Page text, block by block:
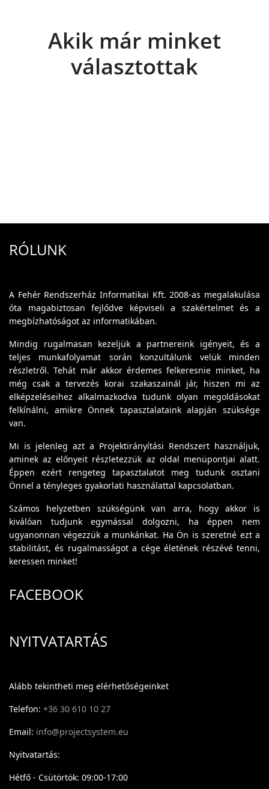
Akik már minket
választottak
RÓLUNK
A Fehér Rendszerház Informatikai Kft. 2008-as megalakulása
óta magabiztosan fejlődve képviseli a szakértelmet és a
megbízhatóságot az informatikában.
Mindig rugalmasan kezeljük a partnereink igényeit, és a
teljes munkafolyamat során konzultálunk velük minden
részletről. Tehát már akkor érdemes felkeresnie minket, ha
még csak a tervezés korai szakaszainál jár, hiszen mi az
elképzeléseihez alkalmazkodva tudunk olyan megoldásokat
felkínálni, amikre Önnek tapasztalataink alapján szüksége
van.
Mi is jelenleg azt a Projektirányítási Rendszert használjuk,
aminek az előnyeit részletezzük az oldal menüpontjai alatt.
Éppen ezért rengeteg tapasztalatot meg tudunk osztani
Önnel a tényleges gyakorlati használattal kapcsolatban.
Számos helyzetben szükségünk van arra, hogy akkor is
kiválóan tudjunk egymással dolgozni, ha éppen nem
ugyanonnan végezzük a munkánkat. Ha Ön is szeretné ezt a
stabilitást, és rugalmasságot a cége életének részévé tenni,
keressen minket!
FACEBOOK
NYITVATARTÁS
Alább tekintheti meg elérhetőségeinket
Telefon: +36 30 610 10 27
Email: info@projectsystem.eu
Nyitvatartás:
Hétfő - Csütörtök: 09:00-17:00